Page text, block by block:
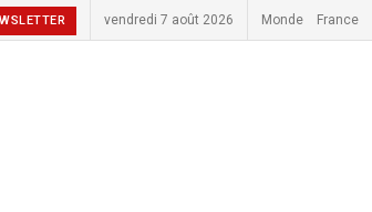
vendredi 7 août 2026 Monde France